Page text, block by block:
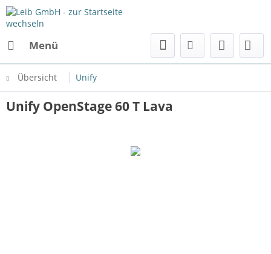
Menü
Übersicht Unify
Unify OpenStage 60 T Lava